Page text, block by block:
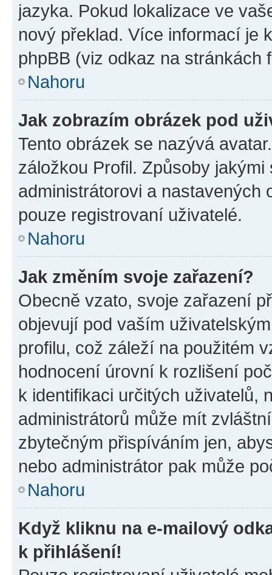
jazyka. Pokud lokalizace ve
nový překlad. Více informací je
phpBB (viz odkaz na stránkách
Nahoru
Jak zobrazím obrázek pod
Tento obrázek se nazývá
záložkou Profil. Způsoby
administrátorovi a nastavených
pouze registrovaní uživatelé.
Nahoru
Jak změním svoje zařazení?
Obecně vzato, svoje zařazení
objevují pod vaším
profilu, což záleží na použitém
hodnocení úrovní k rozlišení
k identifikaci určitých uživatelů,
administrátorů může mít
zbytečným přispíváním jen,
nebo administrátor pak může
Nahoru
Když kliknu na e-mailový
k přihlášení!